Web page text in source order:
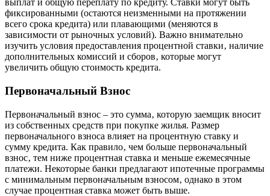
выплат и общую переплату по кредиту. Ставки могут быть
фиксированными (остаются неизменными на протяжении
всего срока кредита) или плавающими (меняются в
зависимости от рыночных условий). Важно внимательно
изучить условия предоставления процентной ставки‚ наличие
дополнительных комиссий и сборов‚ которые могут
увеличить общую стоимость кредита.
Первоначальный Взнос
Первоначальный взнос – это сумма‚ которую заемщик вносит
из собственных средств при покупке жилья. Размер
первоначального взноса влияет на процентную ставку и
сумму кредита. Как правило‚ чем больше первоначальный
взнос‚ тем ниже процентная ставка и меньше ежемесячные
платежи. Некоторые банки предлагают ипотечные программы
с минимальным первоначальным взносом‚ однако в этом
случае процентная ставка может быть выше.